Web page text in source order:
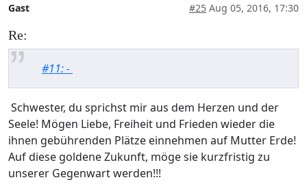
Gast #25 Aug 05, 2016, 17:30
Re:
#11: -
Schwester, du sprichst mir aus dem Herzen und der
Seele! Mögen Liebe, Freiheit und Frieden wieder die
ihnen gebührenden Plätze einnehmen auf Mutter Erde!
Auf diese goldene Zukunft, möge sie kurzfristig zu
unserer Gegenwart werden!!!